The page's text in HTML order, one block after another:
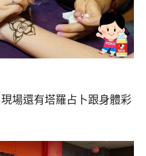
現場還有塔羅占卜跟身體彩